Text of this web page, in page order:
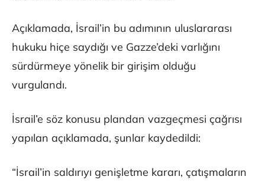
Açıklamada, İsrail’in bu adımının uluslararası
hukuku hiçe saydığı ve Gazze’deki varlığını
sürdürmeye yönelik bir girişim olduğu
vurgulandı.
İsrail’e söz konusu plandan vazgeçmesi çağrısı
yapılan açıklamada, şunlar kaydedildi:
“İsrail’in saldırıyı genişletme kararı, çatışmaların